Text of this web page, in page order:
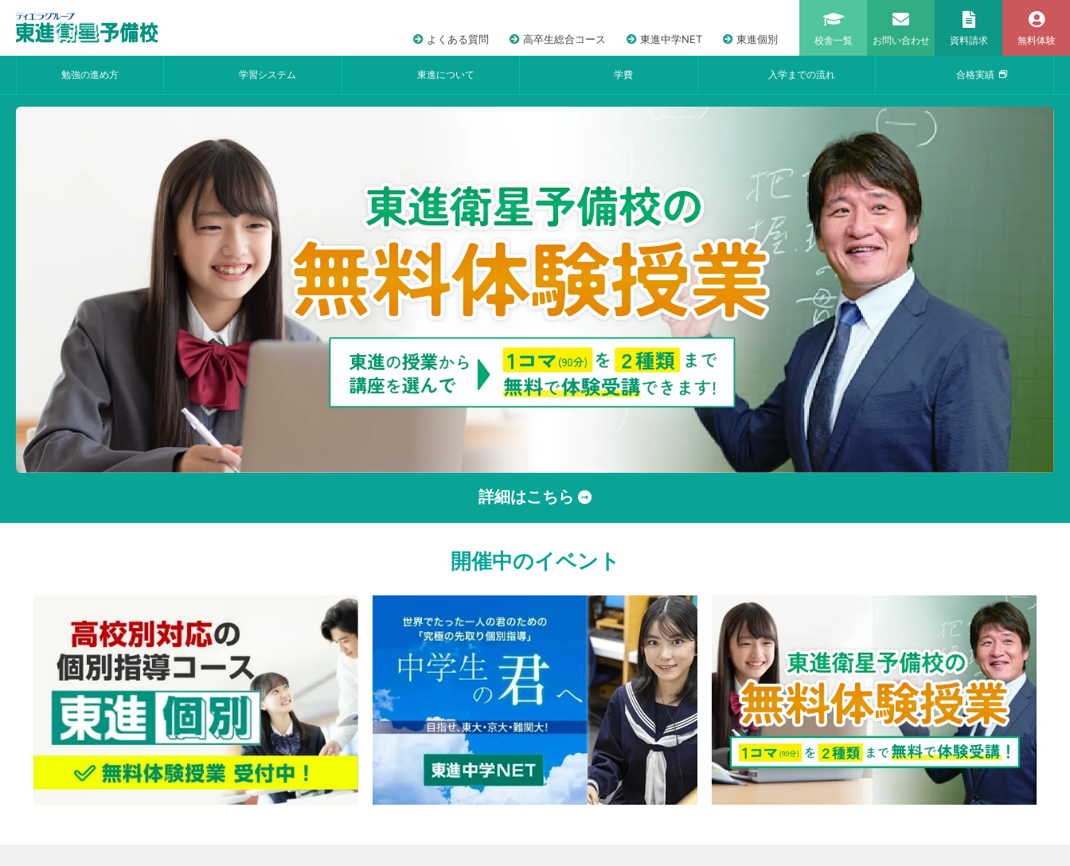
よくある質問 高卒生総合コース 東進中学NET 東進個別 校舎一覧 お問い合わせ 資料請求 無料体験
勉強の進め方 学習システム 東進について 学費 入学までの流れ 合格実績
詳細はこちら
開催中のイベント